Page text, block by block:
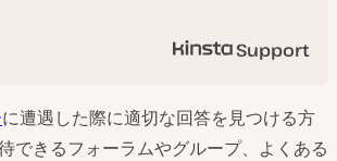
Support
に遭遇した際に適切な回答を見つける方
できるフォーラムやグループ、よくある